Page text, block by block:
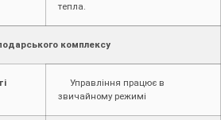
тепла.
комплексу
Управління працює в
звичайному режимі